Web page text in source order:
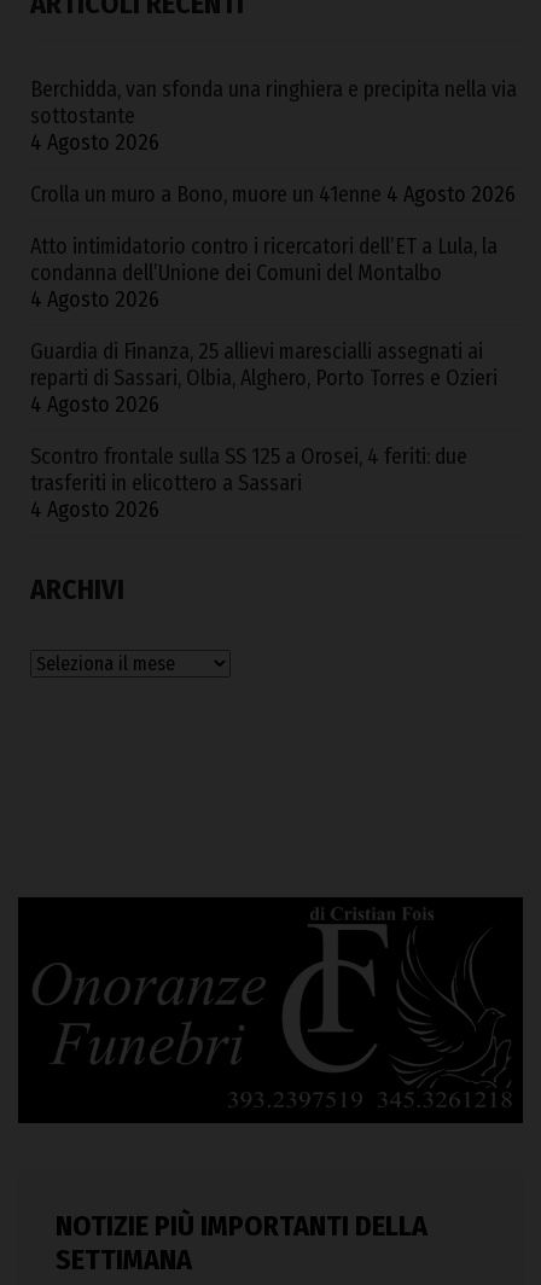
Berchidda, van sfonda una ringhiera e precipita nella via
sottostante
4 Agosto 2026
Crolla un muro a Bono, muore un 41enne 4 Agosto 2026
Atto intimidatorio contro i ricercatori dell’ET a Lula, la
condanna dell’Unione dei Comuni del Montalbo
4 Agosto 2026
Guardia di Finanza, 25 allievi marescialli assegnati ai
reparti di Sassari, Olbia, Alghero, Porto Torres e Ozieri
4 Agosto 2026
Scontro frontale sulla SS 125 a Orosei, 4 feriti: due
trasferiti in elicottero a Sassari
4 Agosto 2026
ARCHIVI
Archivi
NOTIZIE PIÙ IMPORTANTI DELLA
SETTIMANA